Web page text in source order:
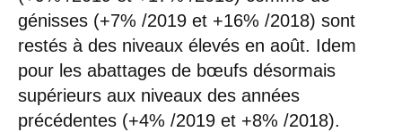
génisses (+7% /2019 et +16% /2018) sont
restés à des niveaux élevés en août. Idem
pour les abattages de bœufs désormais
supérieurs aux niveaux des années
précédentes (+4% /2019 et +8% /2018).